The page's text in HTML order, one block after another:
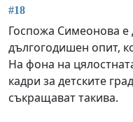
#18
Госпожа Симеонова е
дългогодишен опит,
На фона на
кадри за детските
съкращават такива.